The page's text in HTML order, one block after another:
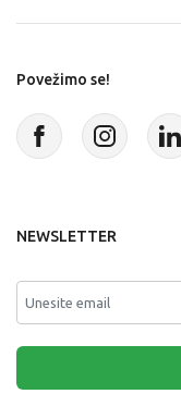
Povežimo se!
NEWSLETTER